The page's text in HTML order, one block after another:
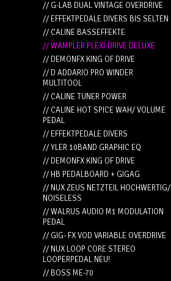
// G-LAB DUAL VINTAGE OVERDRIVE
// EFFEKTPEDALE DIVERS BIS SELTEN
// CALINE BASSEFFEKTE
// WAMPLER PLEXI-DRIVE DELUXE
// DEMONFX KING OF DRIVE
// D ADDARIO PRO WINDER
MULTITOOL
// CALINE TUNER POWER
// CALINE HOT SPICE WAH/ VOLUME
PEDAL
// EFFEKTPEDALE DIVERS
// YLER 10BAND GRAPHIC EQ
// DEMONFX KING OF DRIVE
// HB PEDALBOARD + GIGAG
// NUX ZEUS NETZTEIL HOCHWERTIG/
NOISELESS
// WALRUS AUDIO M1 MODULATION
PEDAL
// GIG- FX VOD VARIABLE OVERDRIVE
// NUX LOOP CORE STEREO
LOOPERPEDAL NEU!
// BOSS ME-70